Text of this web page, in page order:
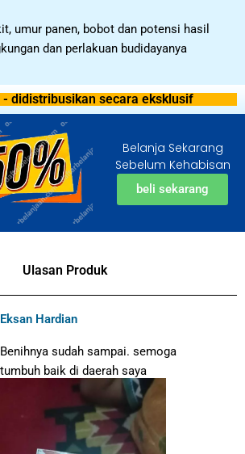
umur panen, bobot dan potensi hasil
dan perlakuan budidayanya
- didistribusikan secara eksklusif
Belanja Sekarang
Sebelum Kehabisan
beli sekarang
Ulasan Produk
Eksan Hardian
Benihnya sudah sampai. semoga
tumbuh baik di daerah saya